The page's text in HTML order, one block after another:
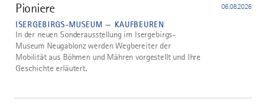
Pioniere
ISERGEBIRGS-MUSEUM — KAUFBEUREN
06.08.2026
In der neuen Sonderausstellung im Isergebirgs-
Museum Neugablonz werden Wegbereiter der
Mobilität aus Böhmen und Mähren vorgestellt und Ihre
Geschichte erläutert.